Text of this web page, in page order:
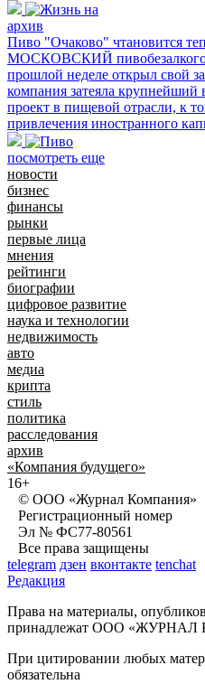
архив
Пиво "Очаково" чтановится
МОСКОВСКИЙ
прошлой неделе открыл свой
компания затеяла
проект в пищевой отрасли, к
привлечения иностранного
посмотреть еще
новости
бизнес
финансы
рынки
первые лица
мнения
рейтинги
биографии
цифровое развитие
наука и технологии
недвижимость
авто
медиа
крипта
стиль
политика
расследования
архив
«Компания будущего»
16+
© ООО «Журнал Компания»
Регистрационный номер
Эл № ФС77-80561
Все права защищены
telegram дзен вконтакте tenchat
Редакция
Права на материалы,
принадлежат ООО
При цитировании любых
обязательна